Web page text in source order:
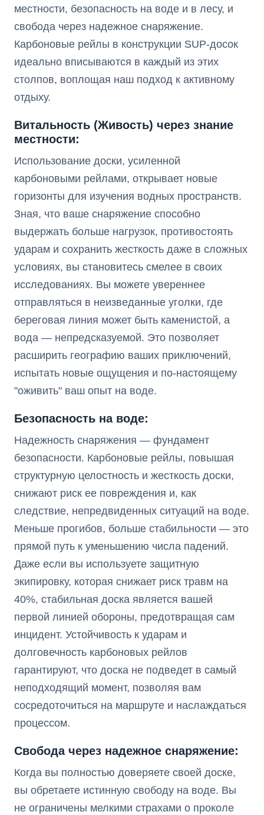
местности, безопасность на воде и в лесу, и
свобода через надежное снаряжение.
Карбоновые рейлы в конструкции SUP-досок
идеально вписываются в каждый из этих
столпов, воплощая наш подход к активному
отдыху.
Витальность (Живость) через знание
местности:
Использование доски, усиленной
карбоновыми рейлами, открывает новые
горизонты для изучения водных пространств.
Зная, что ваше снаряжение способно
выдержать больше нагрузок, противостоять
ударам и сохранить жесткость даже в сложных
условиях, вы становитесь смелее в своих
исследованиях. Вы можете увереннее
отправляться в неизведанные уголки, где
береговая линия может быть каменистой, а
вода — непредсказуемой. Это позволяет
расширить географию ваших приключений,
испытать новые ощущения и по-настоящему
"оживить" ваш опыт на воде.
Безопасность на воде:
Надежность снаряжения — фундамент
безопасности. Карбоновые рейлы, повышая
структурную целостность и жесткость доски,
снижают риск ее повреждения и, как
следствие, непредвиденных ситуаций на воде.
Меньше прогибов, больше стабильности — это
прямой путь к уменьшению числа падений.
Даже если вы используете защитную
экипировку, которая снижает риск травм на
40%, стабильная доска является вашей
первой линией обороны, предотвращая сам
инцидент. Устойчивость к ударам и
долговечность карбоновых рейлов
гарантируют, что доска не подведет в самый
неподходящий момент, позволяя вам
сосредоточиться на маршруте и наслаждаться
процессом.
Свобода через надежное снаряжение:
Когда вы полностью доверяете своей доске,
вы обретаете истинную свободу на воде. Вы
не ограничены мелкими страхами о проколе